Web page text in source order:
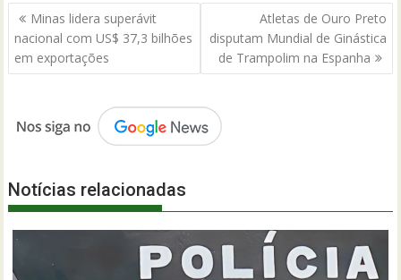
Navegação
de
Post
Minas lidera superávit
nacional com US$ 37,3 bilhões
em exportações
Atletas de Ouro Preto
disputam Mundial de Ginástica
de Trampolim na Espanha
Notícias relacionadas